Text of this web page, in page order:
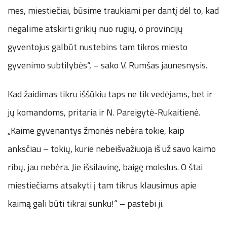
mes, miestiečiai, būsime traukiami per dantį dėl to, kad
negalime atskirti grikių nuo rugių, o provincijų
gyventojus galbūt nustebins tam tikros miesto
gyvenimo subtilybės“, – sako V. Rumšas jaunesnysis.
Kad žaidimas tikru iššūkiu taps ne tik vedėjams, bet ir
jų komandoms, pritaria ir N. Pareigytė-Rukaitienė.
„Kaime gyvenantys žmonės nebėra tokie, kaip
anksčiau – tokių, kurie nebeišvažiuoja iš už savo kaimo
ribų, jau nebėra. Jie išsilavinę, baigę mokslus. O štai
miestiečiams atsakyti į tam tikrus klausimus apie
kaimą gali būti tikrai sunku!“ – pastebi ji.